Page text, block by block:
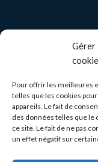
Gérer
Pour offrir les meilleures
telles que les cookies
appareils. Le fait de
des données telles que le
ce site. Le fait de ne pas
un effet négatif sur